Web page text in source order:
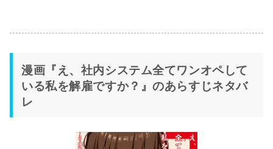
漫画『え、社内システム全てワンオペして
いる私を解雇ですか？』のあらすじネタバ
レ